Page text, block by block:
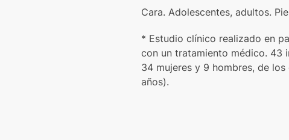
Cara. Adolescentes, adultos.
* Estudio clínico realizado en
con un tratamiento médico. 43
34 mujeres y 9 hombres, de
años).